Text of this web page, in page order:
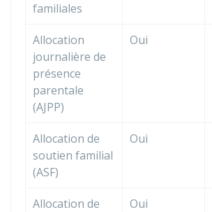
familiales
Allocation
journalière de
présence
parentale
(AJPP)
Oui
Allocation de
soutien familial
(ASF)
Oui
Allocation de
Oui